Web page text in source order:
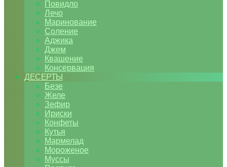
Повидло
Лечо
Маринование
Соление
Аджика
Джем
Квашение
Консервация
ДЕСЕРТЫ
Безе
Желе
Зефир
Ириски
Конфеты
Кутья
Мармелад
Мороженое
Муссы